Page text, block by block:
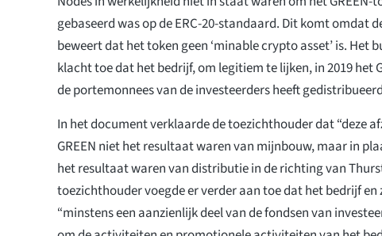
gebaseerd was op de ERC-20-standaard. Dit komt omdat
beweert dat het token geen ‘minable crypto asset’ is. Het
klacht toe dat het bedrijf, om legitiem te lijken, in 2019 het
de portemonnees van de investeerders heeft
In het document verklaarde de toezichthouder dat “deze
GREEN niet het resultaat waren van mijnbouw, maar in
het resultaat waren van distributie in de richting van
toezichthouder voegde er verder aan toe dat het bedrijf
“minstens een aanzienlijk deel van de fondsen van